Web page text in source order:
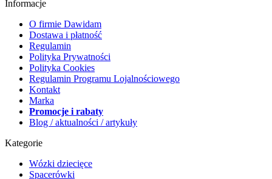
Informacje
O firmie Dawidam
Dostawa i płatność
Regulamin
Polityka Prywatności
Polityka Cookies
Regulamin Programu Lojalnościowego
Kontakt
Marka
Promocje i rabaty
Blog / aktualności / artykuły
Kategorie
Wózki dziecięce
Spacerówki